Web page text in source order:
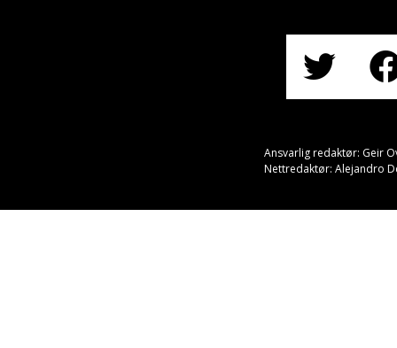
Ansvarlig redaktør: Geir
Nettredaktør: Alejandro